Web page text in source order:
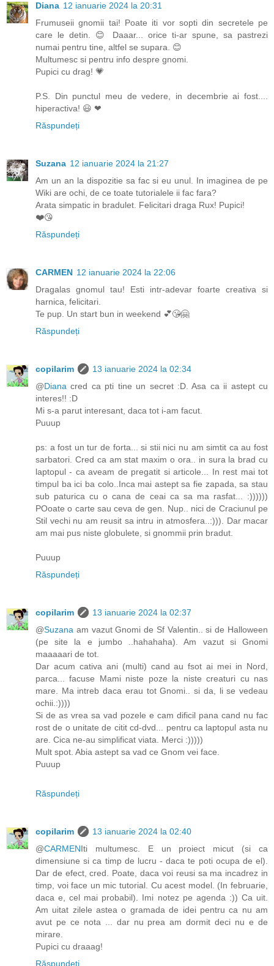
Diana 12 ianuarie 2024 la 20:31
Frumuseii gnomii tai! Poate iti vor sopti din secretele pe
care le detin. 😊 Daaar... orice ti-ar spune, sa pastrezi
numai pentru tine, altfel se supara. 😊
Multumesc si pentru info despre gnomi.
Pupici cu drag! 💗
P.S. Din punctul meu de vedere, in decembrie ai fost....
hiperactiva! 😃 ❤
Răspundeți
Suzana 12 ianuarie 2024 la 21:27
Am un an la dispozitie sa fac si eu unul. In imaginea de pe
Wiki are ochi, de ce toate tutorialele ii fac fara?
Arata simpatic in bradulet. Felicitari draga Rux! Pupici!
❤️😘
Răspundeți
CARMEN 12 ianuarie 2024 la 22:06
Dragalas gnomul tau! Esti intr-adevar foarte creativa si
harnica, felicitari.
Te pup. Un start bun in weekend 💕😘🤗
Răspundeți
copilarim
13 ianuarie 2024 la 02:34
@Diana cred ca pti tine un secret :D. Asa ca ii astept cu
interes!! :D
Mi s-a parut interesant, daca tot i-am facut.
Puuup
ps: a fost un tur de forta... si stii nici nu am simtit ca au fost
sarbatori. Cred ca am stat maxim o ora.. in sura la brad cu
laptopul - ca aveam de pregatit si articole... In rest mai tot
timpul ba ici ba colo..Inca mai astept sa fie zapada, sa stau
sub paturica cu o cana de ceai ca sa ma rasfat... :))))))
POoate o carte sau ceva de gen. Nup.. nici de Craciunul pe
Stil vechi nu am reusit sa intru in atmosfera..:))). Dar macar
am mai pus niste globulete, si gnommii prin bradut.
Puuup
Răspundeți
copilarim
13 ianuarie 2024 la 02:37
@Suzana am vazut Gnomi de Sf Valentin.. si de Halloween
(pe site la e jumbo ..hahahaha). Am vazut si Gnomi
maaaaari de tot.
Dar acum cativa ani (multi) cand au fsot ai mei in Nord,
parca... facuse Mami niste poze la niste creaturi cu nas
mare. Ma intreb daca erau tot Gnomi.. si da, li se vedeau
ochii.:))))
Si de as vrea sa vad pozele e cam dificil pana cand nu fac
rost de o unitate de citit cd-dvd... pentru ca laptopul asta nu
are. Cica ne-au simplificat viata. Merci :)))))
Mult spot. Abia astept sa vad ce Gnom vei face.
Puuup
Răspundeți
copilarim
13 ianuarie 2024 la 02:40
@CARMENIti multumesc. E un proiect micut (si ca
dimensiune si ca timp de lucru - daca te poti ocupa de el).
Dar de efect, cred. Poate, daca voi reusi sa ma incadrez in
timp, voi face un mic tutorial. Cu acest model. (In februarie,
daca e, cel mai probabil). Imi notez pe agenda :)) Ca uit.
Am uitat zilele astea o gramada de idei pentru ca nu am
avut pe ce nota ... dar nu prea am dormit deci nu e de
mirare.
Pupici cu draaag!
Răspundeți